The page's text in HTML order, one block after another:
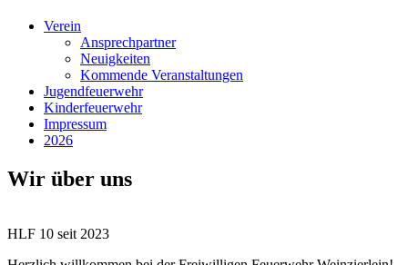
Verein
Ansprechpartner
Neuigkeiten
Kommende Veranstaltungen
Jugendfeuerwehr
Kinderfeuerwehr
Impressum
2026
Wir über uns
HLF 10 seit 2023